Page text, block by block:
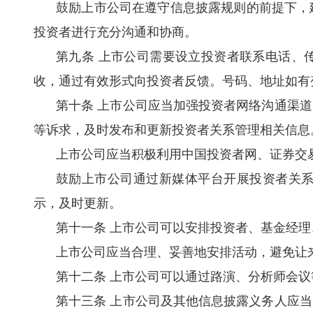
鼓励上市公司在遵守信息披露规则的前提下
投资者进行充分沟通和协商。
第九条 上市公司需要设立投资者联系电话、
收，通过有效形式向投资者反馈。号码、地址如
第十条 上市公司应当加强投资者网络沟通渠
等诉求，及时发布和更新投资者关系管理相关信息
上市公司应当积极利用中国投资者网、证券
鼓励上市公司通过新媒体平台开展投资者关
示，及时更新。
第十一条 上市公司可以安排投资者、基金经
上市公司应当合理、妥善地安排活动，避免
第十二条 上市公司可以通过路演、分析师会
第十三条 上市公司及其他信息披露义务人应